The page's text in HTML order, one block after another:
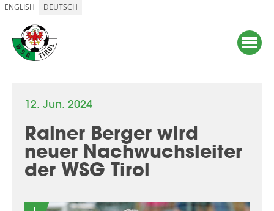
ENGLISH DEUTSCH
12. Jun. 2024
Rainer Berger wird
neuer Nachwuchsleiter
der WSG Tirol